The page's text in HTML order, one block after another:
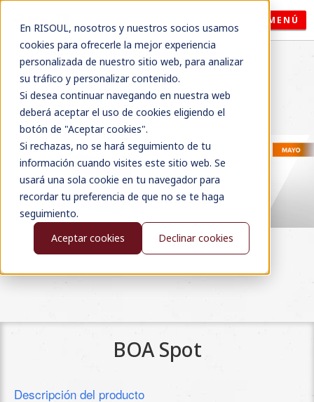
En RISOUL, nosotros y nuestros socios usamos
cookies para ofrecerle la mejor experiencia
personalizada de nuestro sitio web, para analizar
su tráfico y personalizar contenido.
Si desea continuar navegando en nuestra web
deberá aceptar el uso de cookies eligiendo el
botón de "Aceptar cookies".
Si rechazas, no se hará seguimiento de tu
información cuando visites este sitio web. Se
usará una sola cookie en tu navegador para
recordar tu preferencia de que no se te haga
seguimiento.
Aceptar cookies
Declinar cookies
MENÚ
BOA Spot
Descripción del producto